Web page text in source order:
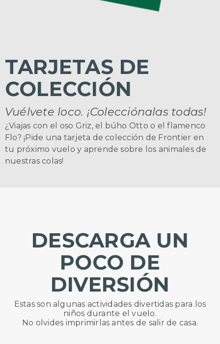
TARJETAS DE
COLECCIÓN
Vuélvete loco. ¡Colecciónalas todas!
¿Viajas con el oso Griz, el búho Otto o el flamenco
Flo? ¡Pide una tarjeta de colección de Frontier en
tu próximo vuelo y aprende sobre los animales de
nuestras colas!
DESCARGA UN
POCO DE
DIVERSIÓN
Estasson algunas actividades divertidas para los
niños durante el vuelo.
No olvides imprimirlas antes de salir de casa.